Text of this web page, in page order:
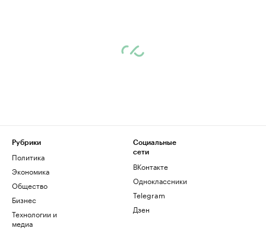
Рубрики
Политика
Экономика
Общество
Бизнес
Технологии и
медиа
Социальные
сети
ВКонтакте
Одноклассники
Telegram
Дзен